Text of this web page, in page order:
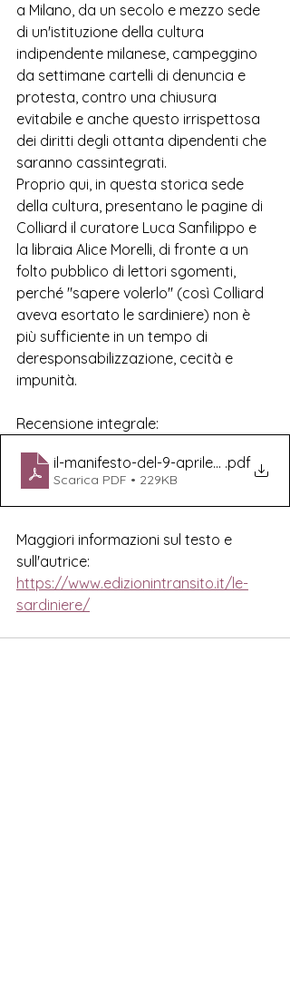
a Milano, da un secolo e mezzo sede
di un'istituzione della cultura
indipendente milanese, campeggino
da settimane cartelli di denuncia e
protesta, contro una chiusura
evitabile e anche questo irrispettosa
dei diritti degli ottanta dipendenti che
saranno cassintegrati.
Proprio qui, in questa storica sede
della cultura, presentano le pagine di
Colliard il curatore Luca Sanfilippo e
la libraia Alice Morelli, di fronte a un
folto pubblico di lettori sgomenti,
perché "sapere volerlo" (così Colliard
aveva esortato le sardiniere) non è
più sufficiente in un tempo di
deresponsabilizzazione, cecità e
impunità.
Recensione integrale:
il-manifesto-del-9-aprile- .pdf
Scarica PDF • 229KB
Maggiori informazioni sul testo e
sull'autrice:
https://www.edizionintransito.it/le-
sardiniere/